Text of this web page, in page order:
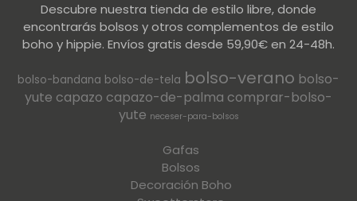
Descubre nuestra tienda de estilo libre, donde
encontrarás bolsos y otros complementos de estilo
boho y hippie. Envíos gratis desde 59,90€ en 24-48h.
bolso-bandana bolso-de-tela bolso-verano bolso-
yute capazo capazo-de-palma comprar-bolso-
yute neceser-para-bolsos
Gafas
Bolsos
Decoración Boho